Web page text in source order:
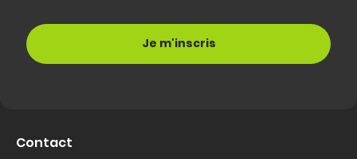
Contact